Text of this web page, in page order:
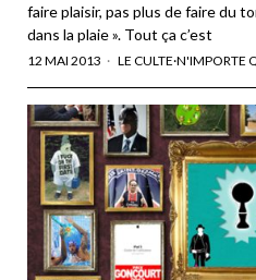
faire plaisir, pas plus de faire du
dans la plaie ». Tout ça c’est
12 MAI 2013 LE CULTE·N'IMPORTE